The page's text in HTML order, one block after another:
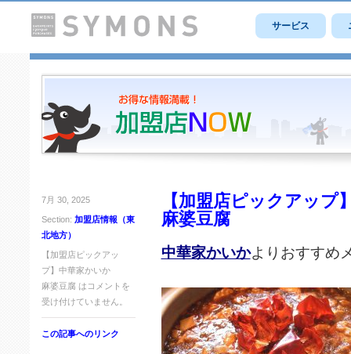
サービス
7月 30, 2025
Section: 加盟店情報（東
北地方）
【加盟店ピックアッ
プ】中華家かいか
麻婆豆腐 は コメントを
受け付けていません。
この記事へのリンク
【加盟店ピックアップ
麻婆豆腐
中華家かいかよりおすすめ